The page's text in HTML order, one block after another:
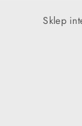
Sklep